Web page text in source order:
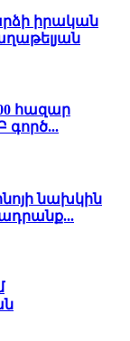
իրական
հազար
գործ...
նախկին